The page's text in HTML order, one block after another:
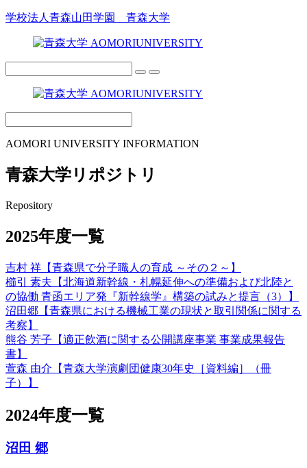
学校法人青森山田学園 青森大学
AOMORI UNIVERSITY INFORMATION
青森大学リポジトリ
Repository
2025年度一覧
吉村 祥【青森県で分子職人の育成 ～その２～】
櫛引 素夫【北海道新幹線・札幌延伸への準備および北陸と
の協働 ⻘函エリア発『新幹線学』構築の試みと提言（3）】
沼田郷【青森県における機械工業の現状と取引関係に関する
考察】
熊谷 芳子【適正飲酒に関する公開講座事業 事業成果報告
書】
萱森 由介【青森大学演劇団健康30年史［資料編］（冊
子）】
2024年度一覧
沼田 郷